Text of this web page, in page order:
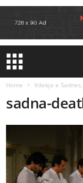
Home Vdekja e
sadna-